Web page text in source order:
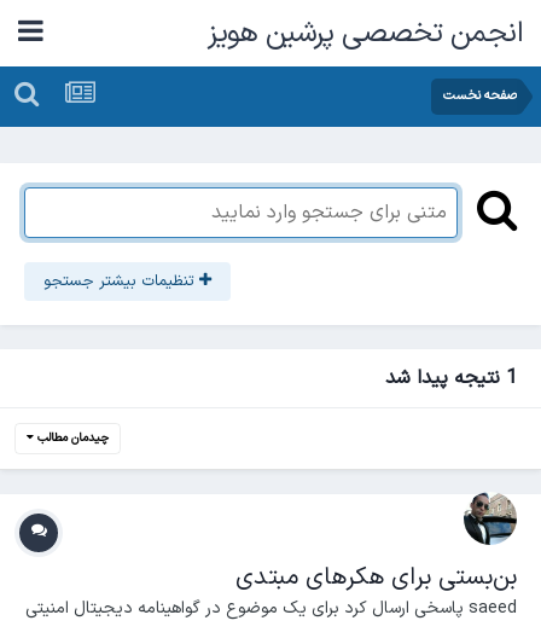
انجمن تخصصی پرشین هویز
صفحه نخست
تنظیمات بیشتر جستجو
1 نتیجه پیدا شد
چیدمان مطالب
بن‌بستی برای هکرهای مبتدی
saeed پاسخی ارسال کرد برای یک موضوع در گواهینامه دیجیتال امنیتی